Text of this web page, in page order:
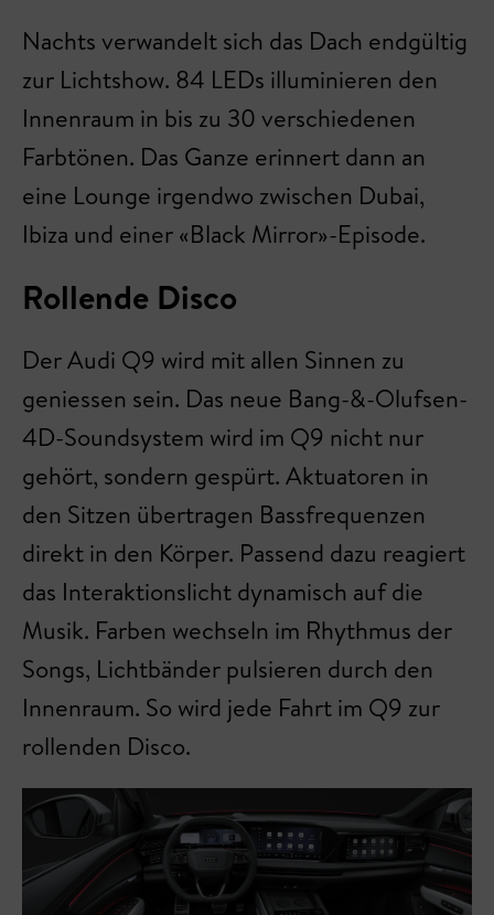
Nachts verwandelt sich das Dach endgültig
zur Lichtshow. 84 LEDs illuminieren den
Innenraum in bis zu 30 verschiedenen
Farbtönen. Das Ganze erinnert dann an
eine Lounge irgendwo zwischen Dubai,
Ibiza und einer «Black Mirror»-Episode.
Rollende Disco
Der Audi Q9 wird mit allen Sinnen zu
geniessen sein. Das neue Bang-&-Olufsen-
4D-Soundsystem wird im Q9 nicht nur
gehört, sondern gespürt. Aktuatoren in
den Sitzen übertragen Bassfrequenzen
direkt in den Körper. Passend dazu reagiert
das Interaktionslicht dynamisch auf die
Musik. Farben wechseln im Rhythmus der
Songs, Lichtbänder pulsieren durch den
Innenraum. So wird jede Fahrt im Q9 zur
rollenden Disco.